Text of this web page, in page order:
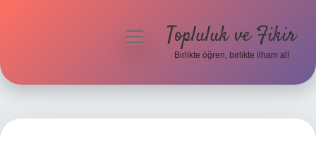
menüyüTopluluk ve Fikir
Birlikte öğren, birlikte ilham al!